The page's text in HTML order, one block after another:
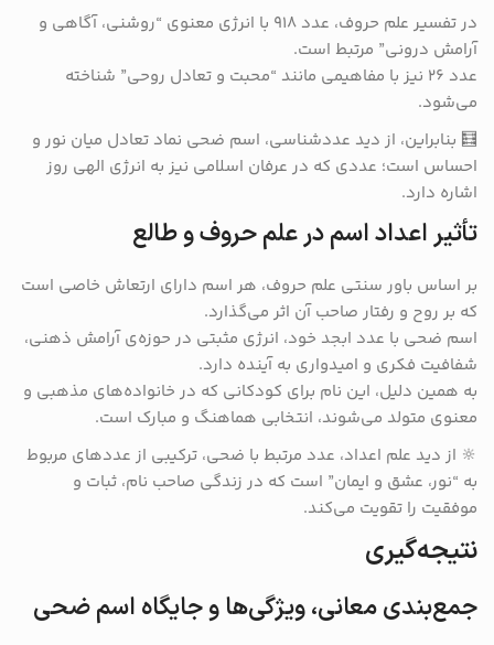
در تفسیر علم حروف، عدد ۹۱۸ با انرژی معنوی “روشنی، آگاهی و
آرامش درونی” مرتبط است.
عدد ۲۶ نیز با مفاهیمی مانند “محبت و تعادل روحی” شناخته
می‌شود.
🧮 بنابراین، از دید عددشناسی، اسم ضحی نماد تعادل میان نور و
احساس است؛ عددی که در عرفان اسلامی نیز به انرژی الهی روز
اشاره دارد.
تأثیر اعداد اسم در علم حروف و طالع
بر اساس باور سنتی علم حروف، هر اسم دارای ارتعاش خاصی است
که بر روح و رفتار صاحب آن اثر می‌گذارد.
اسم ضحی با عدد ابجد خود، انرژی مثبتی در حوزه‌ی آرامش ذهنی،
شفافیت فکری و امیدواری به آینده دارد.
به همین دلیل، این نام برای کودکانی که در خانواده‌های مذهبی و
معنوی متولد می‌شوند، انتخابی هماهنگ و مبارک است.
🔆 از دید علم اعداد، عدد مرتبط با ضحی، ترکیبی از عددهای مربوط
به “نور، عشق و ایمان” است که در زندگی صاحب نام، ثبات و
موفقیت را تقویت می‌کند.
نتیجه‌گیری
جمع‌بندی معانی، ویژگی‌ها و جایگاه اسم ضحی